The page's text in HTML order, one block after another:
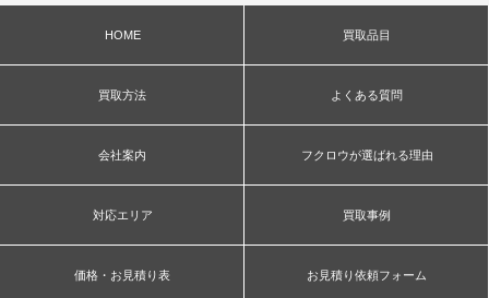
HOME 買取品目
買取方法 よくある質問
会社案内 フクロウが選ばれる理由
対応エリア 買取事例
価格・お見積り表 お見積り依頼フォーム